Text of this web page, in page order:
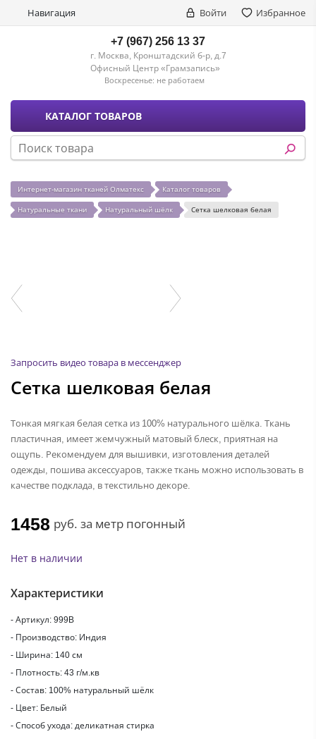
Навигация Войти Избранное
+7 (967) 256 13 37
г. Москва, Кронштадский б-р, д.7
Офисный Центр «Грамзапись»
Воскресенье: не работаем
КАТАЛОГ ТОВАРОВ
Интернет-магазин тканей Олматекс Каталог товаров
Натуральные ткани Натуральный шёлк Сетка шелковая белая
Запросить видео товара в мессенджер
Сетка шелковая белая
Тонкая мягкая белая сетка из 100% натурального шёлка. Ткань
пластичная, имеет жемчужный матовый блеск, приятная на
ощупь. Рекомендуем для вышивки, изготовления деталей
одежды, пошива аксессуаров, также ткань можно использовать в
качестве подклада, в текстильно декоре.
1458 руб. за метр погонный
Нет в наличии
Характеристики
- Артикул: 999B
- Производство: Индия
- Ширина: 140 см
- Плотность: 43 г/м.кв
- Состав: 100% натуральный шёлк
- Цвет: Белый
- Способ ухода: деликатная стирка